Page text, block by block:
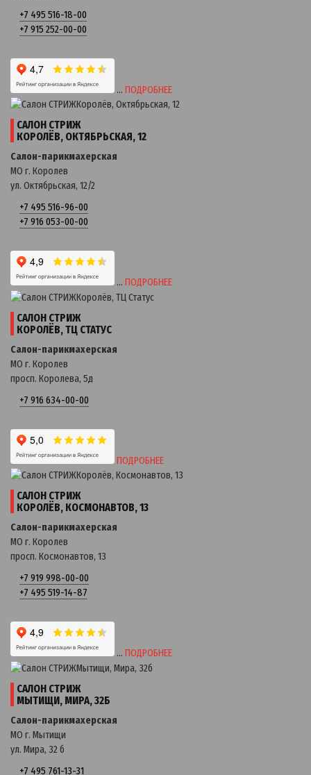
+7 495 516-18-00
+7 915 252-00-00
… ПОДРОБНЕЕ
САЛОН СТРИЖ
КОРОЛЁВ, ОКТЯБРЬСКАЯ, 12
Салон-парикмахерская
МО г. Королев
ул. Октябрьская, 12/2
+7 495 516-96-00
+7 916 053-00-00
… ПОДРОБНЕЕ
САЛОН СТРИЖ
КОРОЛЁВ, ТЦ СТАТУС
Салон-парикмахерская
МО г. Королев
просп. Королева, 5д
+7 916 634-00-00
ПОДРОБНЕЕ
САЛОН СТРИЖ
КОРОЛЁВ, КОСМОНАВТОВ, 13
Салон-парикмахерская
МО г. Королев
просп. Космонавтов, 13
+7 919 998-00-00
+7 495 519-14-87
… ПОДРОБНЕЕ
САЛОН СТРИЖ
МЫТИЩИ, МИРА, 32Б
Салон-парикмахерская
МО г. Мытищи
ул. Мира, 32 б
+7 495 761-13-31